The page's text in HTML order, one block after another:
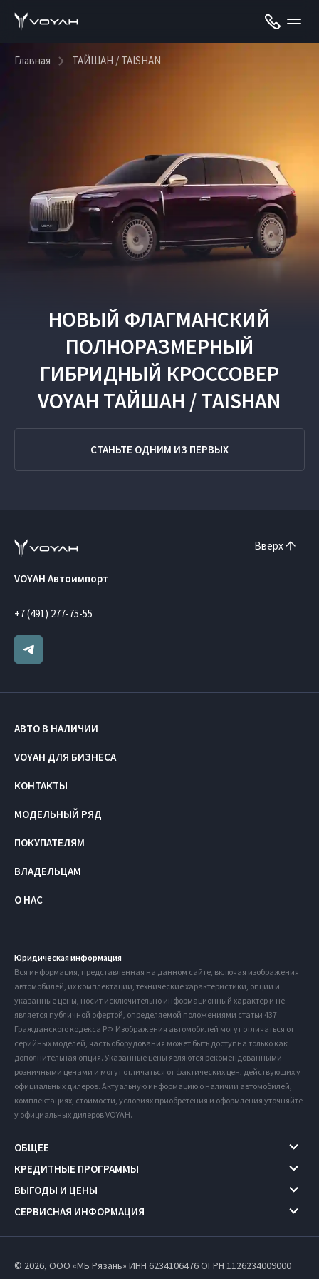
Главная ТАЙШАН / TAISHAN
НОВЫЙ ФЛАГМАНСКИЙ
ПОЛНОРАЗМЕРНЫЙ
ГИБРИДНЫЙ КРОССОВЕР
VOYAH ТАЙШАН / TAISHAN
СТАНЬТЕ ОДНИМ ИЗ ПЕРВЫХ
Вверх
VOYAH Автоимпорт
+7 (491) 277-75-55
АВТО В НАЛИЧИИ
VOYAH ДЛЯ БИЗНЕСА
КОНТАКТЫ
МОДЕЛЬНЫЙ РЯД
ПОКУПАТЕЛЯМ
ВЛАДЕЛЬЦАМ
О НАС
Юридическая информация
Вся информация, представленная на данном сайте, включая изображения
автомобилей, их комплектации, технические характеристики, опции и
указанные цены, носит исключительно информационный характер и не
является публичной офертой, определяемой положениями статьи 437
Гражданского кодекса РФ. Изображения автомобилей могут отличаться от
серийных моделей, часть оборудования может быть доступна только как
дополнительная опция. Указанные цены являются рекомендованными
розничными ценами и могут отличаться от фактических цен, действующих у
официальных дилеров. Актуальную информацию о наличии автомобилей,
комплектациях, стоимости, условиях приобретения и оформления уточняйте
у официальных дилеров VOYAH.
ОБЩЕЕ
КРЕДИТНЫЕ ПРОГРАММЫ
ВЫГОДЫ И ЦЕНЫ
СЕРВИСНАЯ ИНФОРМАЦИЯ
© 2026, ООО «МБ Рязань» ИНН 6234106476ОГРН 1126234009000